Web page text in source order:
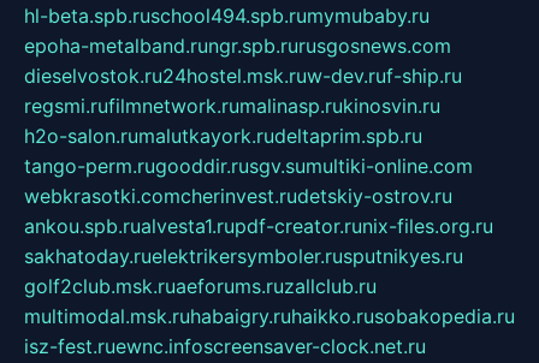
hl-beta.spb.ruschool494.spb.rumymubaby.ru
epoha-metalband.rungr.spb.rurusgosnews.com
dieselvostok.ru24hostel.msk.ruw-dev.ruf-ship.ru
regsmi.rufilmnetwork.rumalinasp.rukinosvin.ru
h2o-salon.rumalutkayork.rudeltaprim.spb.ru
tango-perm.rugooddir.rusgv.sumultiki-online.com
webkrasotki.comcherinvest.rudetskiy-ostrov.ru
ankou.spb.rualvesta1.rupdf-creator.runix-files.org.ru
sakhatoday.ruelektrikersymboler.rusputnikyes.ru
golf2club.msk.ruaeforums.ruzallclub.ru
multimodal.msk.ruhabaigry.ruhaikko.rusobakopedia.ru
isz-fest.ruewnc.infoscreensaver-clock.net.ru